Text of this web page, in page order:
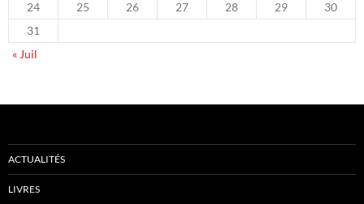
24
25 26 27 28 29
30
31
« Juil
ACTUALITÉS
LIVRES